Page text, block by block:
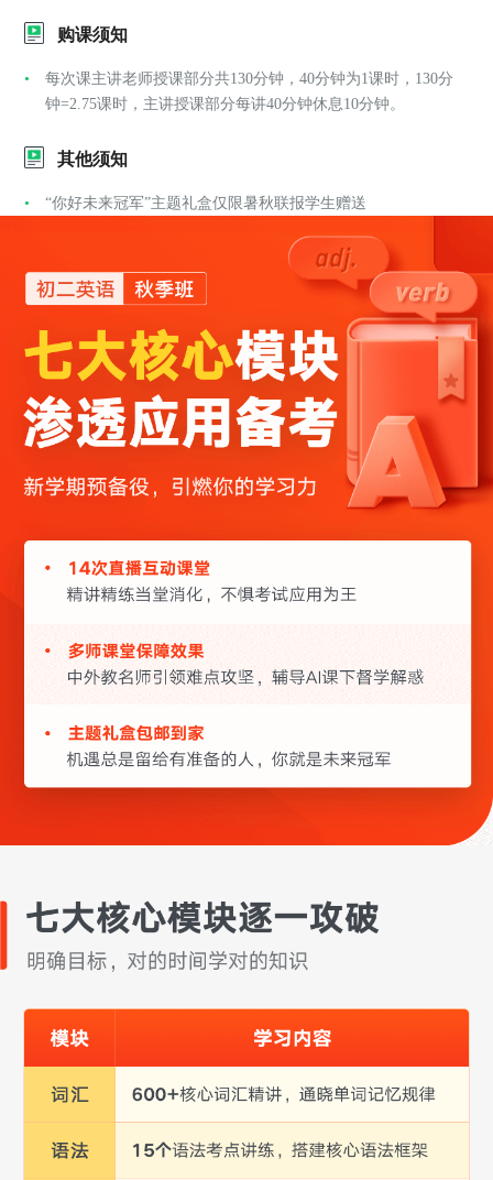
购课须知
每次课主讲老师授课部分共130分钟，40分钟为1课时，130分
钟=2.75课时，主讲授课部分每讲40分钟休息10分钟。
其他须知
“你好未来冠军”主题礼盒仅限暑秋联报学生赠送